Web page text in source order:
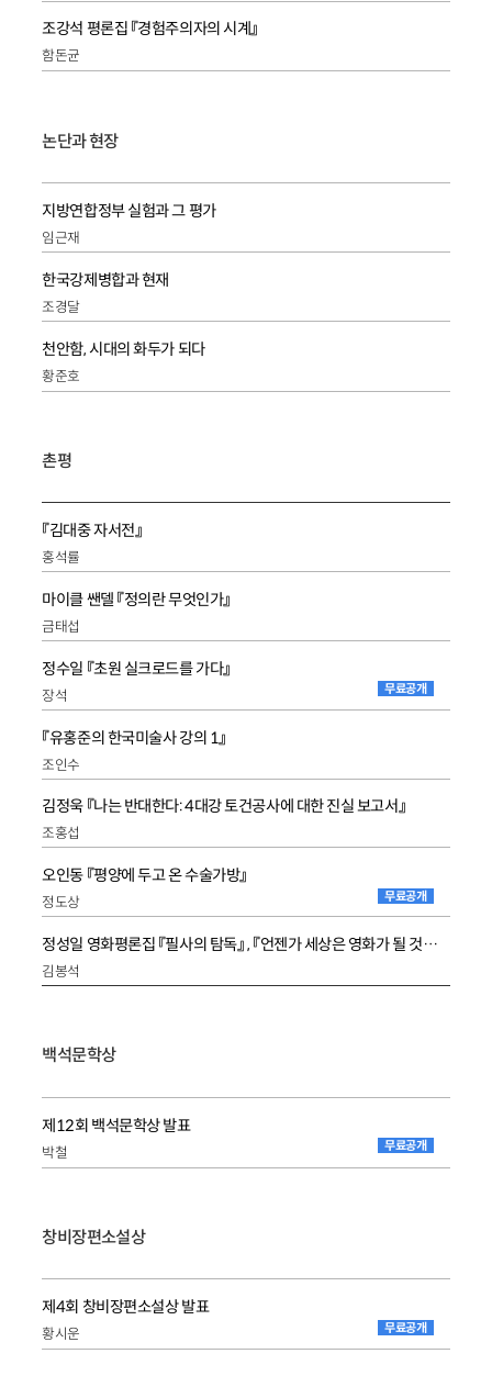
조강석 평론집 『경험주의자의 시계』
함돈균
논단과 현장
지방연합정부 실험과 그 평가
임근재
한국강제병합과 현재
조경달
천안함, 시대의 화두가 되다
황준호
촌평
『김대중 자서전』
홍석률
마이클 쌘델 『정의란 무엇인가』
금태섭
정수일 『초원 실크로드를 가다』
장석 무료공개
『유홍준의 한국미술사 강의 1』
조인수
김정욱 『나는 반대한다: 4대강 토건공사에 대한 진실 보고서』
조홍섭
오인동 『평양에 두고 온 수술가방』
정도상 무료공개
정성일 영화평론집 『필사의 탐독』 , 『언젠가 세상은 영화가 될 것이다』
김봉석
백석문학상
제12회 백석문학상 발표
박철 무료공개
창비장편소설상
제4회 창비장편소설상 발표
황시운 무료공개